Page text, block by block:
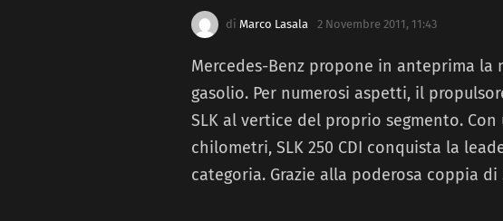
di Marco Lasala 2 Novembre 2011, 11:43
Mercedes-Benz propone in anteprima la
gasolio. Per numerosi aspetti, il
SLK al vertice del proprio segmento.
chilometri, SLK 250 CDI conquista la
categoria. Grazie alla poderosa coppia di